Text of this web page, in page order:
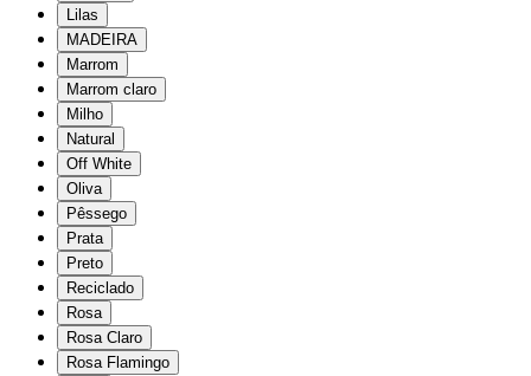
Lilas
MADEIRA
Marrom
Marrom claro
Milho
Natural
Off White
Oliva
Pêssego
Prata
Preto
Reciclado
Rosa
Rosa Claro
Rosa Flamingo